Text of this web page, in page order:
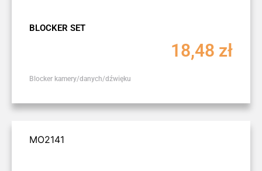
BLOCKER SET
18,48 zł
Blocker kamery/danych/dźwięku
MO2141